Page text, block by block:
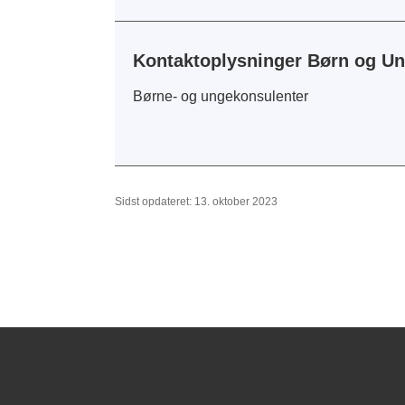
Kontaktoplysninger Børn og
Børne- og ungekonsulenter
Sidst opdateret: 13. oktober 2023